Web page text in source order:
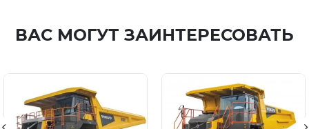
ВАС МОГУТ ЗАИНТЕРЕСОВАТЬ